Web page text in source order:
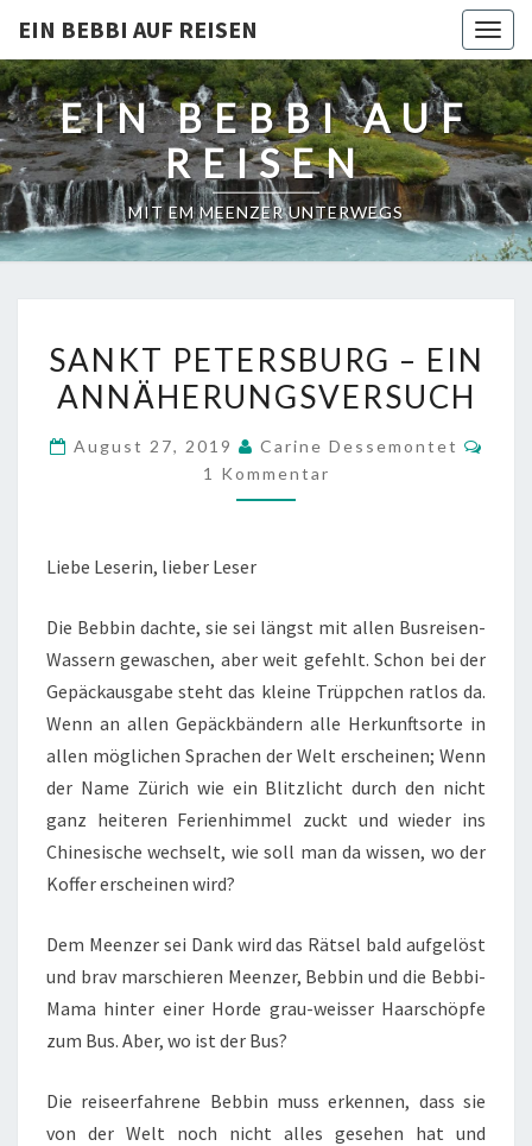
EIN BEBBI AUF REISEN
EIN BEBBI AUF
REISEN
MIT EM MEENZER UNTERWEGS
PETERSBURG
–
ANNÄHERUNGSVERSUCH
SANKT PETERSBURG – EIN
ANNÄHERUNGSVERSUCH
August 27, 2019 Carine Dessemontet
1 Kommentar
Liebe Leserin, lieber Leser
Die Bebbin dachte, sie sei längst mit allen Busreisen-
Wassern gewaschen, aber weit gefehlt. Schon bei der
Gepäckausgabe steht das kleine Trüppchen ratlos da.
Wenn an allen Gepäckbändern alle Herkunftsorte in
allen möglichen Sprachen der Welt erscheinen; Wenn
der Name Zürich wie ein Blitzlicht durch den nicht
ganz heiteren Ferienhimmel zuckt und wieder ins
Chinesische wechselt, wie soll man da wissen, wo der
Koffer erscheinen wird?
Dem Meenzer sei Dank wird das Rätsel bald aufgelöst
und brav marschieren Meenzer, Bebbin und die Bebbi-
Mama hinter einer Horde grau-weisser Haarschöpfe
zum Bus. Aber, wo ist der Bus?
Die reiseerfahrene Bebbin muss erkennen, dass sie
von der Welt noch nicht alles gesehen hat und